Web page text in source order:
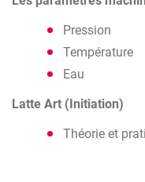
Pression
Température
Eau
Latte Art (Initiation)
Théorie et